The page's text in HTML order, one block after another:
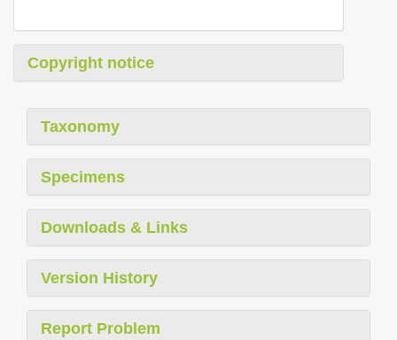
Copyright notice
Taxonomy
Specimens
Downloads & Links
Version History
Report Problem